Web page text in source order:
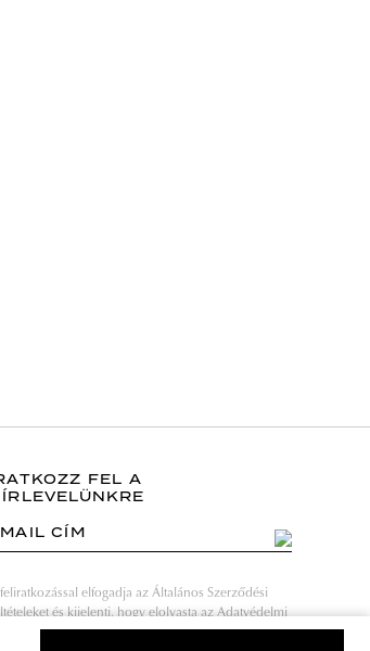
FEL A
CÍM
elfogadja az Általános Szerződési
és kijelenti, hogy elolvasta az Adatvédelmi